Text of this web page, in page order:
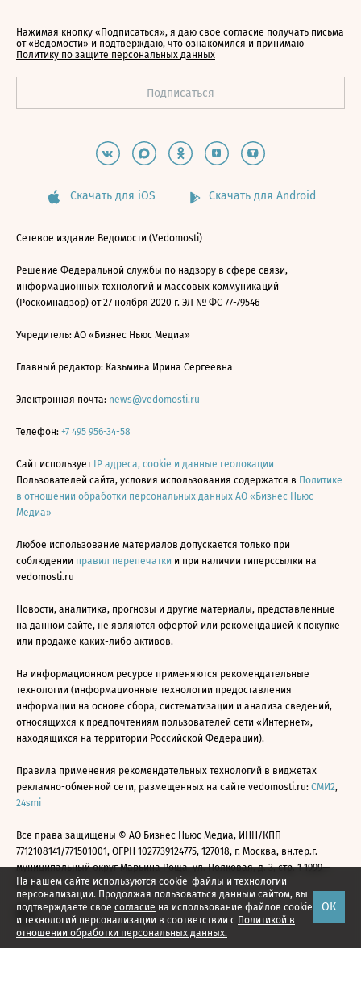
На нашем сайте используются cookie-файлы и технологии
персонализации. Продолжая пользоваться данным сайтом, вы
подтверждаете свое согласие на использование файлов cookie
и технологий персонализации в соответствии с Политикой в
отношении обработки персональных данных.
ОК
Нажимая кнопку «Подписаться», я даю свое согласие получать письма
от «Ведомости» и подтверждаю, что ознакомился и принимаю
Политику по защите персональных данных
Скачать для iOS Скачать для Android
Сетевое издание Ведомости (Vedomosti)
Решение Федеральной службы по надзору в сфере связи,
информационных технологий и массовых коммуникаций
(Роскомнадзор) от 27 ноября 2020 г. ЭЛ № ФС 77-79546
Учредитель: АО «Бизнес Ньюс Медиа»
Главный редактор: Казьмина Ирина Сергеевна
Электронная почта: news@vedomosti.ru
Телефон: +7 495 956-34-58
Сайт использует IP адреса, cookie и данные геолокации
Пользователей сайта, условия использования содержатся в Политике
в отношении обработки персональных данных АО «Бизнес Ньюс
Медиа»
Любое использование материалов допускается только при
соблюдении правил перепечатки и при наличии гиперссылки на
vedomosti.ru
Новости, аналитика, прогнозы и другие материалы, представленные
на данном сайте, не являются офертой или рекомендацией к покупке
или продаже каких-либо активов.
На информационном ресурсе применяются рекомендательные
технологии (информационные технологии предоставления
информации на основе сбора, систематизации и анализа сведений,
относящихся к предпочтениям пользователей сети «Интернет»,
находящихся на территории Российской Федерации).
Правила применения рекомендательных технологий в виджетах
рекламно-обменной сети, размещенных на сайте vedomosti.ru: СМИ2,
24smi
Все права защищены © АО Бизнес Ньюс Медиа, ИНН/КПП
7712108141/771501001, ОГРН 1027739124775, 127018, г. Москва, вн.тер.г.
муниципальный округ Марьина Роща, ул. Полковая, д. 3, стр. 1 1999—
2026